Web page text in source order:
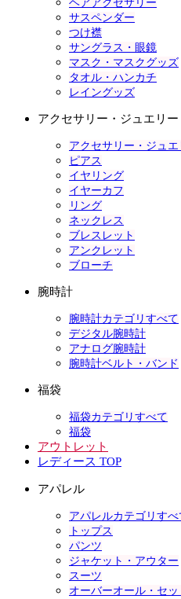
ヘアアクセサリー
サスペンダー
つけ襟
サングラス・眼鏡
マスク・マスクグッズ
タオル・ハンカチ
レイングッズ
アクセサリー・ジュエリー
アクセサリー・ジュ
ピアス
イヤリング
イヤーカフ
リング
ネックレス
ブレスレット
アンクレット
ブローチ
腕時計
腕時計カテゴリすべて
デジタル腕時計
アナログ腕時計
腕時計ベルト・バンド
福袋
福袋カテゴリすべて
福袋
アウトレット
レディース TOP
アパレル
アパレルカテゴリすべ
トップス
パンツ
ジャケット・アウター
スーツ
オーバーオール・セ